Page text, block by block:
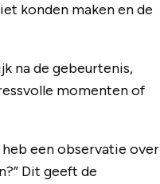
konden maken en de
na de gebeurtenis,
momenten of
een observatie over
Dit geeft de